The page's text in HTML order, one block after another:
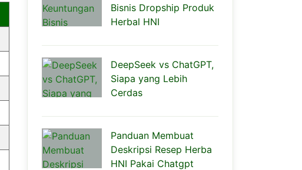
Bisnis Dropship Produk
Herbal HNI
DeepSeek vs ChatGPT,
Siapa yang Lebih
Cerdas
Panduan Membuat
Deskripsi Resep Herba
HNI Pakai Chatgpt